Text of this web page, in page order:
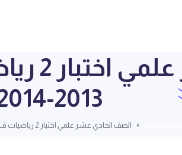
2013-2014
الصف الحادي عشر علمي اختبار 2 رياضيات ف3 الجهراء التعليمية 2013-2014